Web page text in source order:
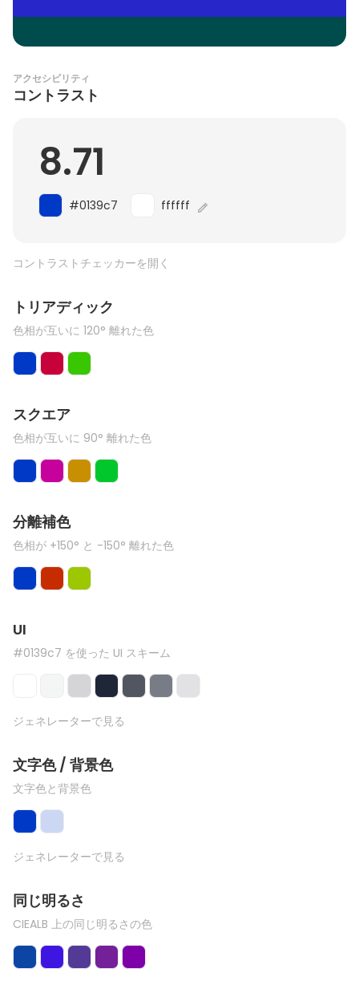
アクセシビリティ
コントラスト
8.71
#0139c7 ffffff
コントラストチェッカーを開く
トリアディック
色相が互いに 120° 離れた色
スクエア
色相が互いに 90° 離れた色
分離補色
色相が +150° と -150° 離れた色
UI
#0139c7 を使った UI スキーム
ジェネレーターで見る
文字色 / 背景色
文字色と背景色
ジェネレーターで見る
同じ明るさ
CIEALB 上の同じ明るさの色